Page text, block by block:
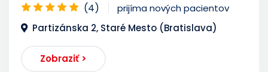
(4)
prijíma nových pacientov
Partizánska 2, Staré Mesto (Bratislava)
Zobraziť >